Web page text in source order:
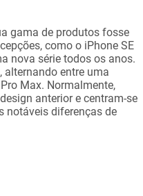
gama de produtos fosse
como o iPhone SE
nova série todos os anos.
alternando entre uma
Max. Normalmente,
anterior e centram-se
notáveis diferenças de